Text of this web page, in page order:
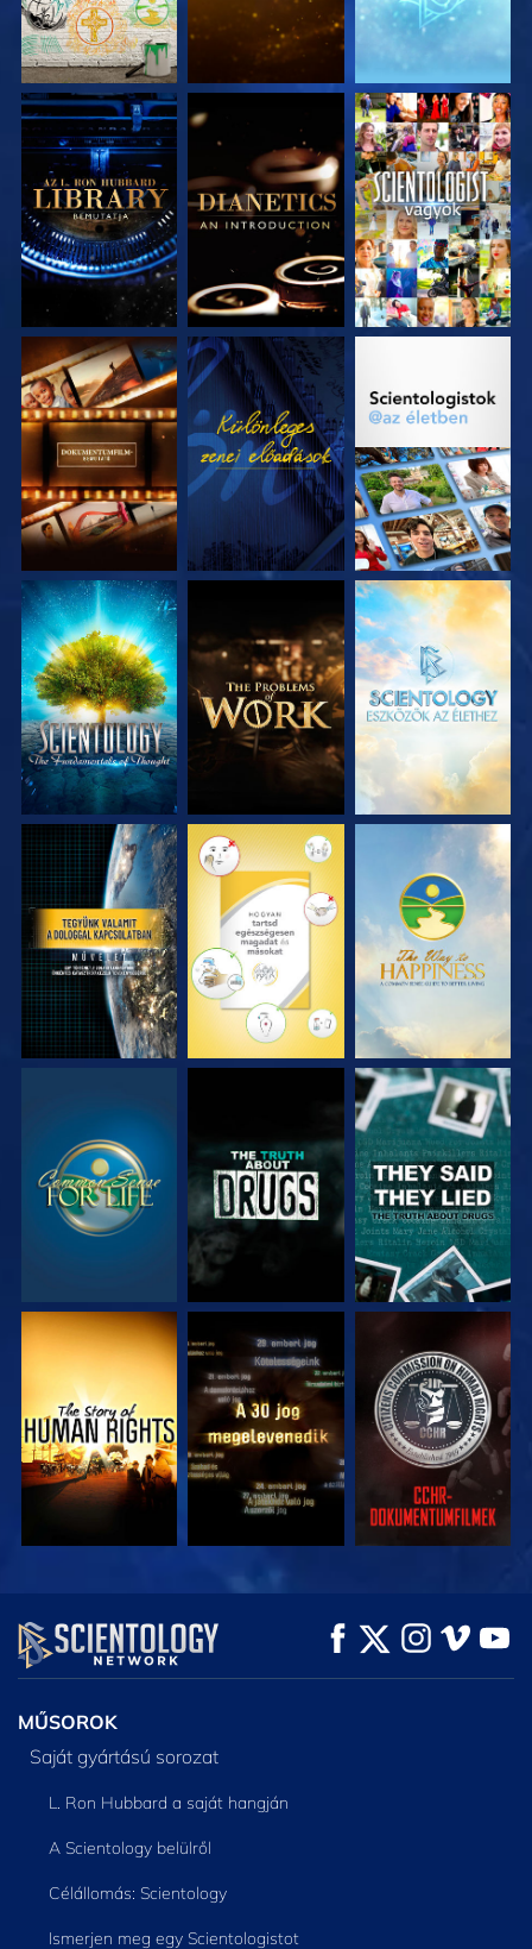
A SOROZAT
RÉSZEI
A SOROZAT
RÉSZEI
MŰSORNÉZÉS
A SOROZAT
RÉSZEI
MŰSORNÉZÉS
A SOROZAT
A SOROZAT
RÉSZEI
A SOROZAT
RÉSZEI
A SOROZAT
RÉSZEI
MŰSORNÉZÉS MŰSORNÉZÉS MŰSORNÉZÉS
MŰSORNÉZÉS MŰSORNÉZÉS MŰSORNÉZÉS
MŰSORNÉZÉS MŰSORNÉZÉS MŰSORNÉZÉS
MŰSORNÉZÉS MŰSORNÉZÉS
A SOROZAT
RÉSZEI
MŰSOROK
Saját gyártású sorozat
L. Ron Hubbard a saját hangján
A Scientology belülről
Célállomás: Scientology
Ismerjen meg egy Scientologistot